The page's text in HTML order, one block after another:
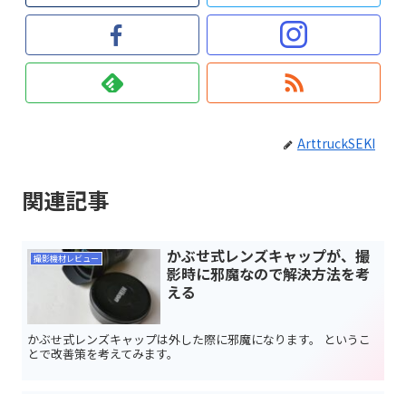
ArttruckSEKI
関連記事
撮影機材レビュー
かぶせ式レンズキャップが、撮
影時に邪魔なので解決方法を考
える
かぶせ式レンズキャップは外した際に邪魔になります。 というこ
とで改善策を考えてみます。